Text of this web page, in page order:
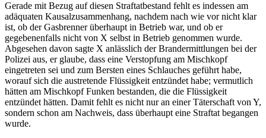
Gerade mit Bezug auf diesen Straftatbestand fehlt es indessen am
adäquaten Kausalzusammenhang, nachdem nach wie vor nicht klar
ist, ob der Gasbrenner überhaupt in Betrieb war, und ob er
gegebenenfalls nicht von X selbst in Betrieb genommen wurde.
Abgesehen davon sagte X anlässlich der Brandermittlungen bei der
Polizei aus, er glaube, dass eine Verstopfung am Mischkopf
eingetreten sei und zum Bersten eines Schlauches geführt habe,
worauf sich die austretende Flüssigkeit entzündet habe; vermutlich
hätten am Mischkopf Funken bestanden, die die Flüssigkeit
entzündet hätten. Damit fehlt es nicht nur an einer Täterschaft von Y,
sondern schon am Nachweis, dass überhaupt eine Straftat begangen
wurde.